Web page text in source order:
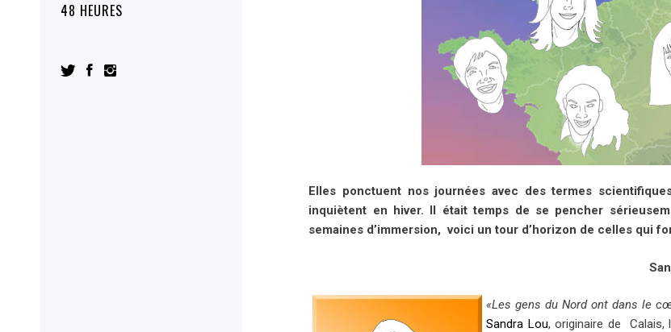
48 HEURES
Elles ponctuent nos journées avec des termes
inquiètent en hiver. Il était temps de se pencher
semaines d’immersion, voici un tour d’horizon de celles qui
«Les gens du Nord ont dans le
Sandra Lou, originaire de Calais,